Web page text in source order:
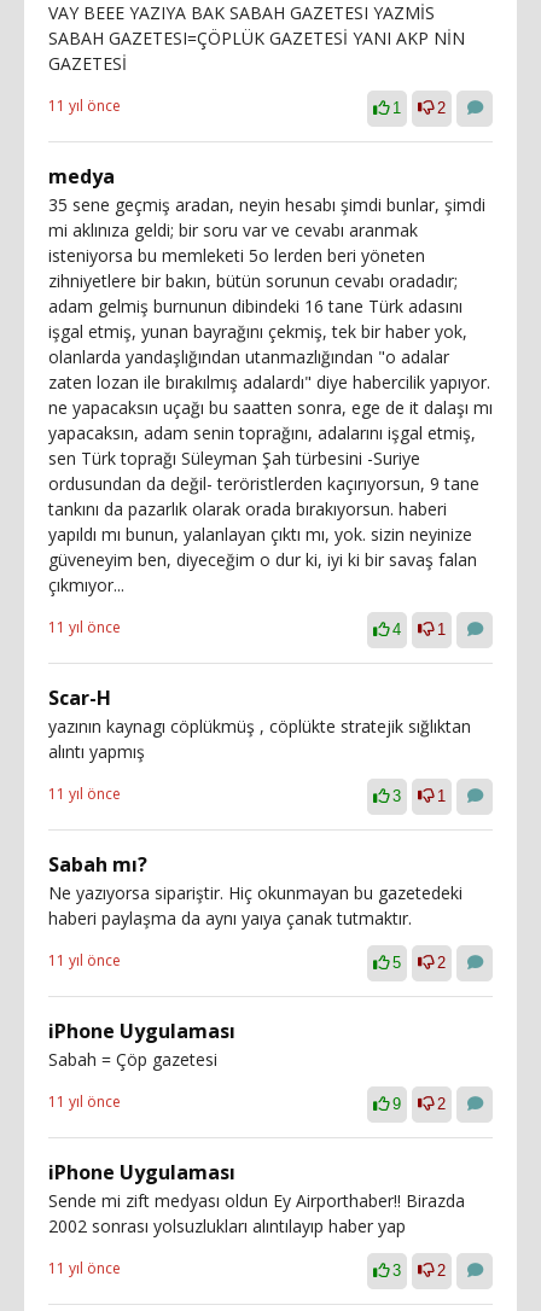
VAY BEEE YAZIYA BAK SABAH GAZETESI YAZMİS
SABAH GAZETESI=ÇÖPLÜK GAZETESİ YANI AKP NİN
GAZETESİ
11 yıl önce 1 2
medya
35 sene geçmiş aradan, neyin hesabı şimdi bunlar, şimdi
mi aklınıza geldi; bir soru var ve cevabı aranmak
isteniyorsa bu memleketi 5o lerden beri yöneten
zihniyetlere bir bakın, bütün sorunun cevabı oradadır;
adam gelmiş burnunun dibindeki 16 tane Türk adasını
işgal etmiş, yunan bayrağını çekmiş, tek bir haber yok,
olanlarda yandaşlığından utanmazlığından "o adalar
zaten lozan ile bırakılmış adalardı" diye habercilik yapıyor.
ne yapacaksın uçağı bu saatten sonra, ege de it dalaşı mı
yapacaksın, adam senin toprağını, adalarını işgal etmiş,
sen Türk toprağı Süleyman Şah türbesini -Suriye
ordusundan da değil- teröristlerden kaçırıyorsun, 9 tane
tankını da pazarlık olarak orada bırakıyorsun. haberi
yapıldı mı bunun, yalanlayan çıktı mı, yok. sizin neyinize
güveneyim ben, diyeceğim o dur ki, iyi ki bir savaş falan
çıkmıyor...
11 yıl önce 4 1
Scar-H
yazının kaynagı cöplükmüş , cöplükte stratejik sığlıktan
alıntı yapmış
11 yıl önce 3 1
Sabah mı?
Ne yazıyorsa sipariştir. Hiç okunmayan bu gazetedeki
haberi paylaşma da aynı yaıya çanak tutmaktır.
11 yıl önce 5 2
iPhone Uygulaması
Sabah = Çöp gazetesi
11 yıl önce 9 2
iPhone Uygulaması
Sende mi zift medyası oldun Ey Airporthaber!! Birazda
2002 sonrası yolsuzlukları alıntılayıp haber yap
11 yıl önce 3 2